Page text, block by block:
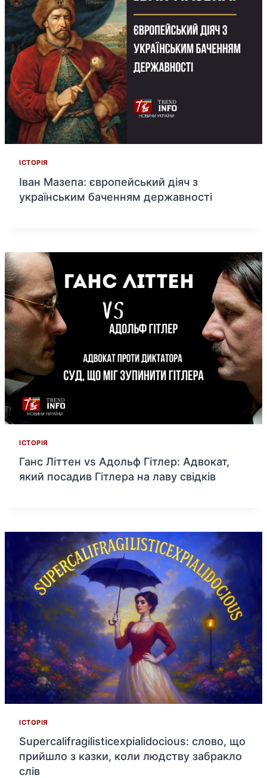
ІСТОРІЯ
Іван Мазепа: європейський діяч з
українським баченням державності
ІСТОРІЯ
Ганс Літтен vs Адольф Гітлер: Адвокат,
який посадив Гітлера на лаву свідків
ІСТОРІЯ
Supercalifragilisticexpialidocious: слово, що
прийшло з казки, коли людству забракло
слів